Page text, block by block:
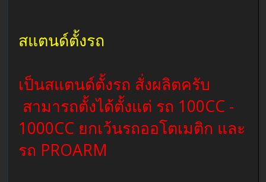
สแตนด์ตั้งรถ
เป็นสแตนด์ตั้งรถ สั่งผลิตครับ
สามารถตั้งได้ตั้งแต่ รถ 100CC -
1000CC ยกเว้นรถออโตเมติก และ
รถ PROARM